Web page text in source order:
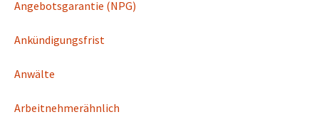
Angebotsgarantie (NPG)
Ankündigungsfrist
Anwälte
Arbeitnehmerähnlich